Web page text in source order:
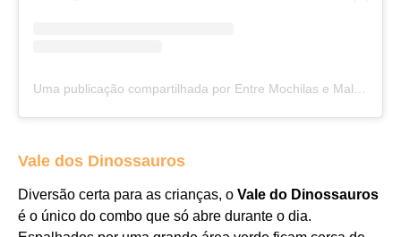
Uma publicação compartilhada por Entre Mochilas e Malinhas (@mochilasemalinhas)
Vale dos Dinossauros
Diversão certa para as crianças, o Vale do Dinossauros
é o único do combo que só abre durante o dia.